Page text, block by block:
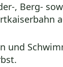
, Berg-
und